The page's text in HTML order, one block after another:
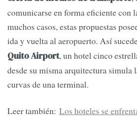
comunicarse en forma eficiente con
muchos casos, estas propuestas
ida y vuelta al aeropuerto. Así
Quito Airport, un hotel cinco
desde su misma arquitectura simula
curvas de una terminal.
Leer también: Los hoteles se